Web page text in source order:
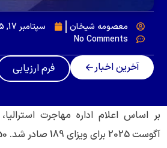
معصومه شیخان
سپتامبر 17, 2025
No Comments
آخرین اخبار فرم ارزیابی